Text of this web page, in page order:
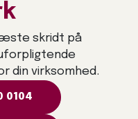
skridt på
din virksomhed.
0104